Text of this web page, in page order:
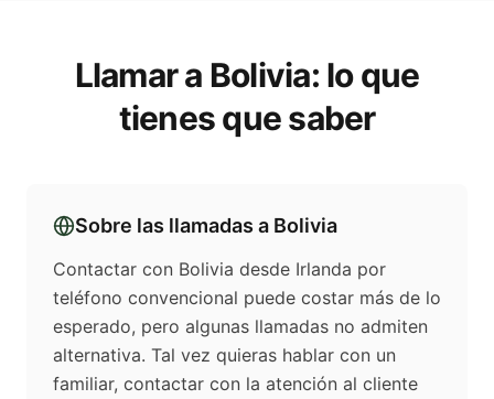
Llamar a Bolivia: lo que
tienes que saber
Sobre las llamadas a Bolivia
Contactar con Bolivia desde Irlanda por
teléfono convencional puede costar más de lo
esperado, pero algunas llamadas no admiten
alternativa. Tal vez quieras hablar con un
familiar, contactar con la atención al cliente